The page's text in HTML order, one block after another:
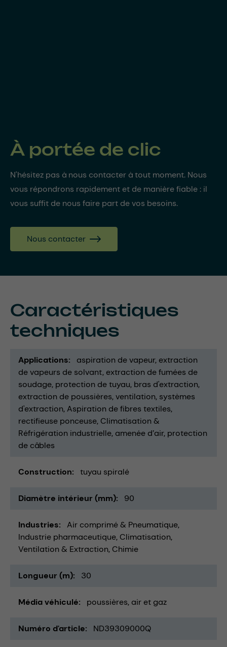
À portée de clic
N'hésitez pas à nous contacter à tout moment. Nous
vous répondrons rapidement et de manière fiable : il
vous suffit de nous faire part de vos besoins.
Nous contacter
Caractéristiques
techniques
Applications aspiration de vapeur extraction
de vapeurs de solvant extraction de fumées de
soudage protection de tuyau bras d'extraction
extraction de poussières ventilation systèmes
d'extraction Aspiration de fibres textiles
rectifieuse ponceuse Climatisation &
Réfrigération industrielle amenée d’air protection
de câbles
Construction tuyau spiralé
Diamètre intérieur (mm) 90
Industries
Air comprimé & Pneumatique
Industrie pharmaceutique Climatisation,
Ventilation & Extraction Chimie
Longueur (m) 30
Média véhiculé poussières air et gaz
Numéro d'article ND39309000Q